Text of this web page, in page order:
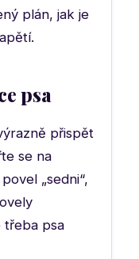
plán, jak je
psa
přispět
se na
„sedni“,
třeba psa